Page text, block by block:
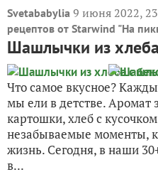
Svetababylia 9 июня 2022,
рецептов от Starwind "На
Шашлычки из
Что самое вкусное?
мы ели в детстве. Аромат
картошки, хлеб с
незабываемые моменты,
жизнь. Сегодня, в наши
в...